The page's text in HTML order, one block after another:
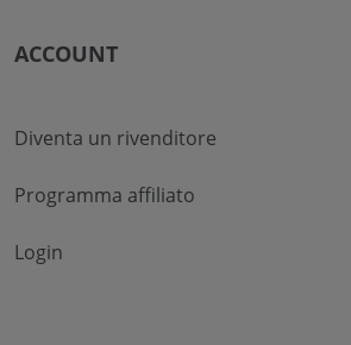
ACCOUNT
Diventa un rivenditore
Programma affiliato
Login